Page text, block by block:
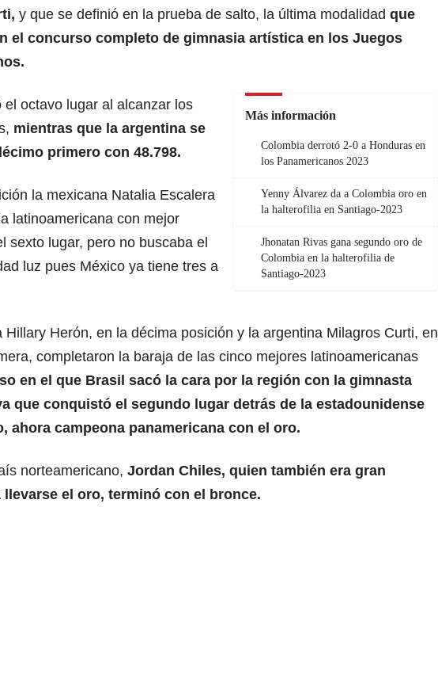
y que se definió en la prueba de salto, la última modalidad que
el concurso completo de gimnasia artística en los Juegos
Más información
Colombia derrotó 2-0 a Honduras en
los Panamericanos 2023
Yenny Álvarez da a Colombia oro en
la halterofilia en Santiago-2023
Jhonatan Rivas gana segundo oro de
Colombia en la halterofilia de
Santiago-2023
el octavo lugar al alcanzar los
mientras que la argentina se
primero con 48.798.
la mexicana Natalia Escalera
latinoamericana con mejor
sexto lugar, pero no buscaba el
luz pues México ya tiene tres a
Hillary Herón, en la décima posición y la argentina Milagros Curti, en
completaron la baraja de las cinco mejores latinoamericanas
en el que Brasil sacó la cara por la región con la gimnasta
que conquistó el segundo lugar detrás de la estadounidense
ahora campeona panamericana con el oro.
norteamericano, Jordan Chiles, quien también era gran
llevarse el oro, terminó con el bronce.